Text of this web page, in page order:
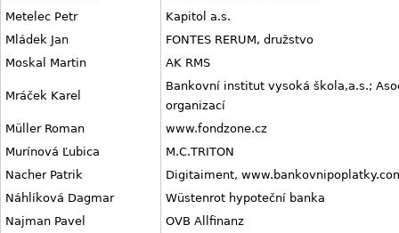
Metelec Petr
Kapitol a.s.
Mládek Jan
FONTES RERUM, družstvo
Moskal Martin
AK RMS
Mráček Karel
Bankovní institut vysoká škola,a.s.;
organizací
Müller Roman
www.fondzone.cz
Murínová Ľubica
M.C.TRITON
Nacher Patrik
Digitaiment,
Náhlíková Dagmar
Wüstenrot hypoteční banka
Najman Pavel
OVB Allfinanz